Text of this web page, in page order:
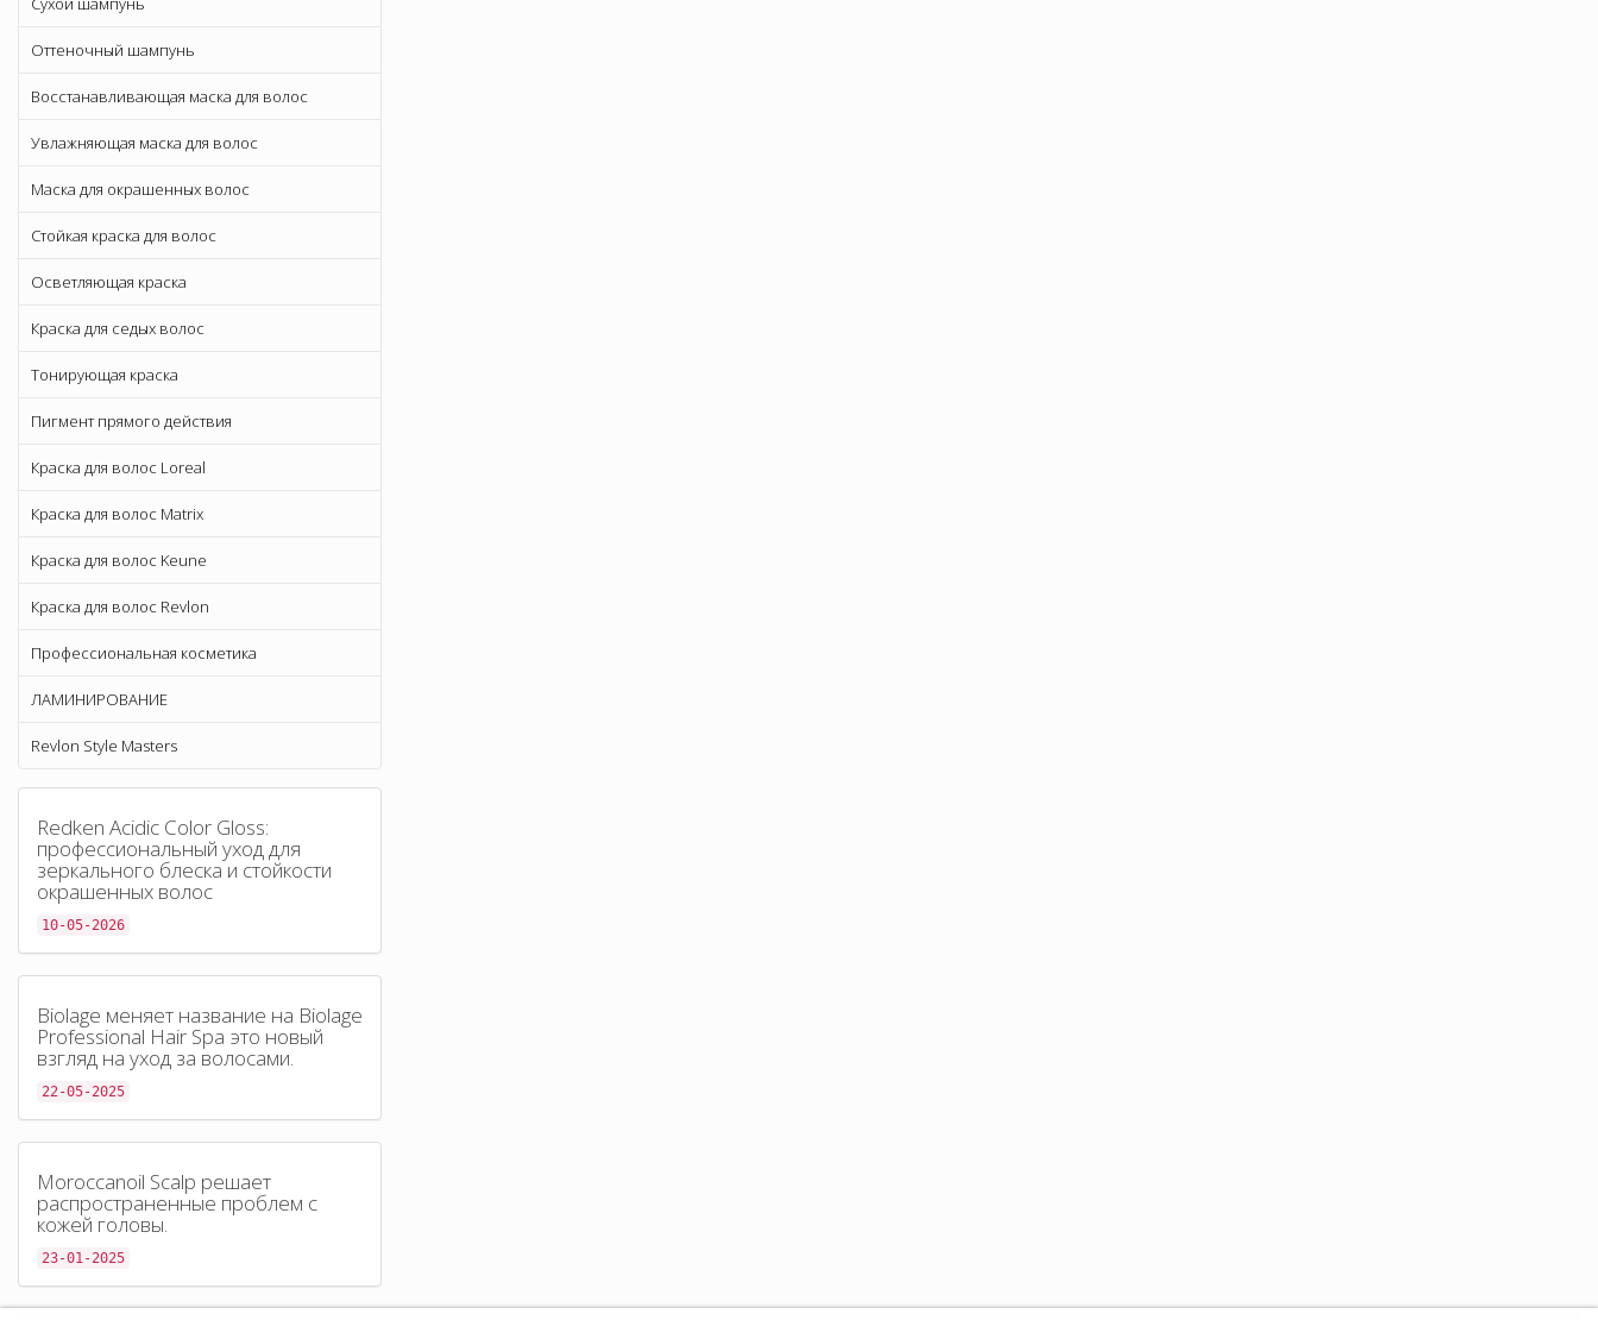
Оттеночный шампунь
Восстанавливающая маска для волос
Увлажняющая маска для волос
Маска для окрашенных волос
Стойкая краска для волос
Осветляющая краска
Краска для седых волос
Тонирующая краска
Пигмент прямого действия
Краска для волос Loreal
Краска для волос Matrix
Краска для волос Keune
Краска для волос Revlon
Профессиональная косметика
ЛАМИНИРОВАНИЕ
Revlon Style Masters
Redken Acidic Color Gloss:
профессиональный уход для
зеркального блеска и стойкости
окрашенных волос
10-05-2026
Biolage меняет название на Biolage
Professional Hair Spa это новый
взгляд на уход за волосами.
22-05-2025
Moroccanoil Scalp решает
распространенные проблем с
кожей головы.
23-01-2025